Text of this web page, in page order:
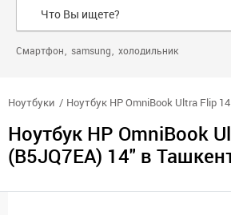
Смартфон samsung холодильник
Ноутбуки Ноутбук HP OmniBook Ultra Flip
Ноутбук HP OmniBook
(B5JQ7EA) 14" в